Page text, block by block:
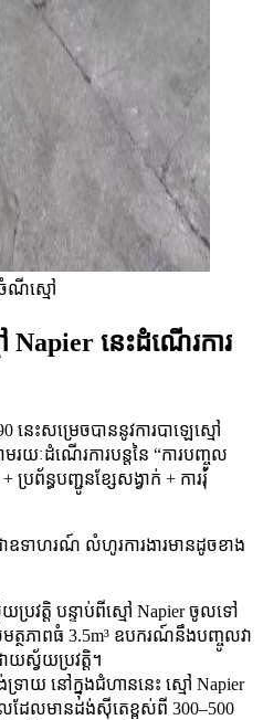
ចំណីស្មៅ
Napier នេះដំណើរការ
េះសម្រេចបាននូវការបាឡេស្មៅ
យៈដំណើរការបន្តនៃ “ការបញ្ចូល
ប្រព័ន្ធបញ្ជូនខ្សែសង្វាក់ + ការរុំ
ាឧទាហរណ៍ លំហូរការងារមានដូចខាង
វត្តិ បន្ទាប់ពីស្មៅ Napier ចូលទៅ
ថភាពធំ 3.5m³ ឧបករណ៍នឹងបញ្ចូលវា
យស្វ័យប្រវត្តិ។
រាយ នៅក្នុងជំហាននេះ ស្មៅ Napier
លដែលមានដង់ស៊ីតេខ្ពស់ពី 300–500